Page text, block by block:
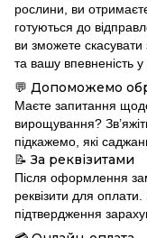
рослини, ви
готуються до
ви зможете
та вашу впевненість у
💬 Допоможемо
Маєте запитання
вирощування?
підкажемо, які
📝За реквізитами
Після оформлення
реквізити для
підтвердження